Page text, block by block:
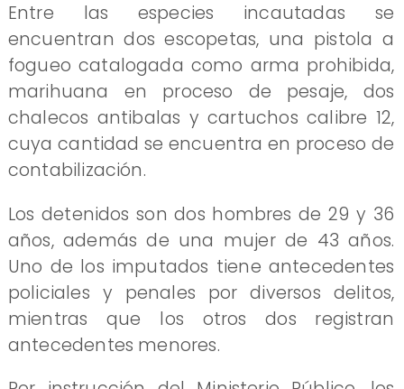
Entre las especies incautadas se
encuentran dos escopetas, una pistola a
fogueo catalogada como arma prohibida,
marihuana en proceso de pesaje, dos
chalecos antibalas y cartuchos calibre 12,
cuya cantidad se encuentra en proceso de
contabilización.
Los detenidos son dos hombres de 29 y 36
años, además de una mujer de 43 años.
Uno de los imputados tiene antecedentes
policiales y penales por diversos delitos,
mientras que los otros dos registran
antecedentes menores.